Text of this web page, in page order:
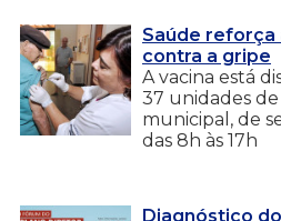
Saúde reforça
contra a gripe
A vacina está
37 unidades
municipal, de
das 8h às 17h
Diagnóstico